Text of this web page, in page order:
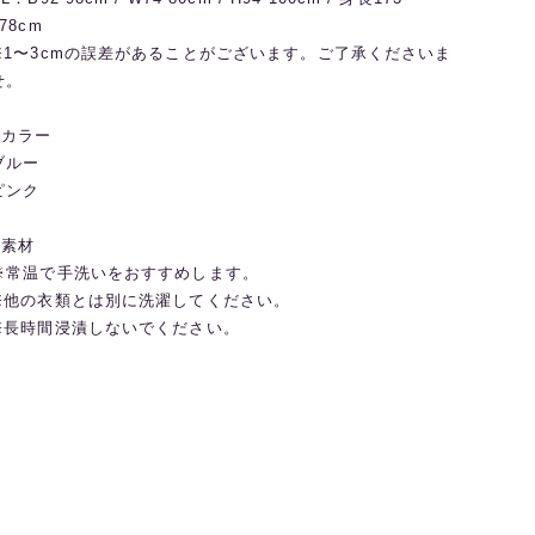
〜3cmの誤差があることがございます。ご了承くださいま
ラー
ルー
ンク
材
温で手洗いをおすすめします。
の衣類とは別に洗濯してください。
時間浸漬しないでください。